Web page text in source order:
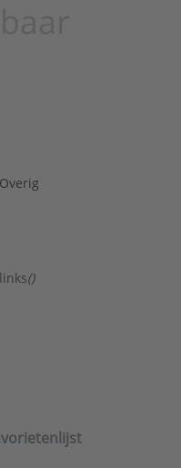
Overig
()